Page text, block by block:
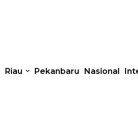
Riau Pekanbaru Nasional